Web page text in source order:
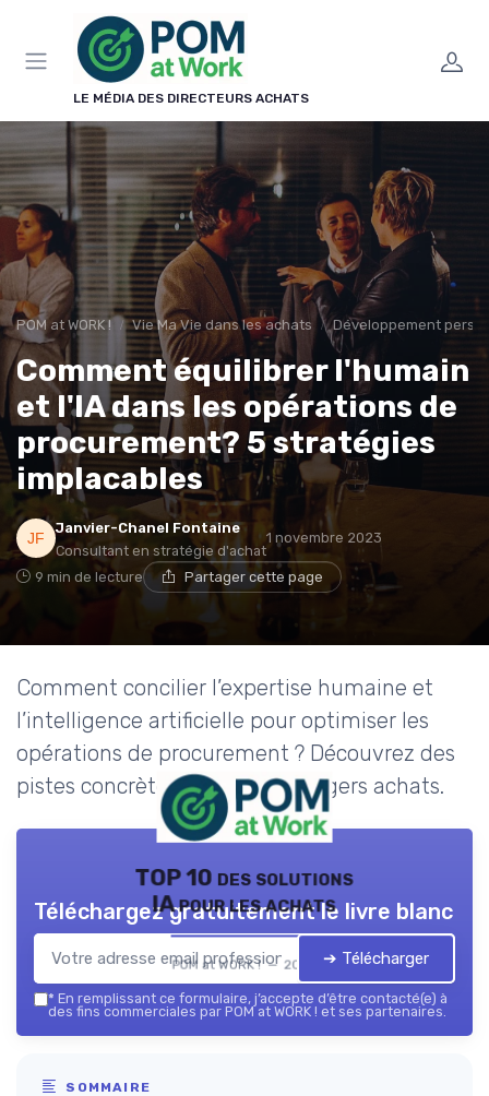
LE MÉDIA DES DIRECTEURS ACHATS
POM at WORK ! Vie Ma Vie dans les achats Développement
Comment équilibrer l'humain
et l'IA dans les opérations de
procurement? 5 stratégies
implacables
Janvier-Chanel Fontaine
Consultant en stratégie d'achat
1 novembre 2023
9 min de lecture Partager cette page
Comment concilier l’expertise humaine et
l’intelligence artificielle pour optimiser les
opérations de procurement ? Découvrez des
pistes concrètes pour les managers achats.
TOP 10 des solutions
IA pour les achats
POM at WORK ! — 2026
Téléchargez gratuitement le livre blanc
➔ Télécharger
* En remplissant ce formulaire, j’accepte d’être contacté(e) à
des fins commerciales par POM at WORK ! et ses partenaires.
SOMMAIRE
Panneau de gestion des cookies